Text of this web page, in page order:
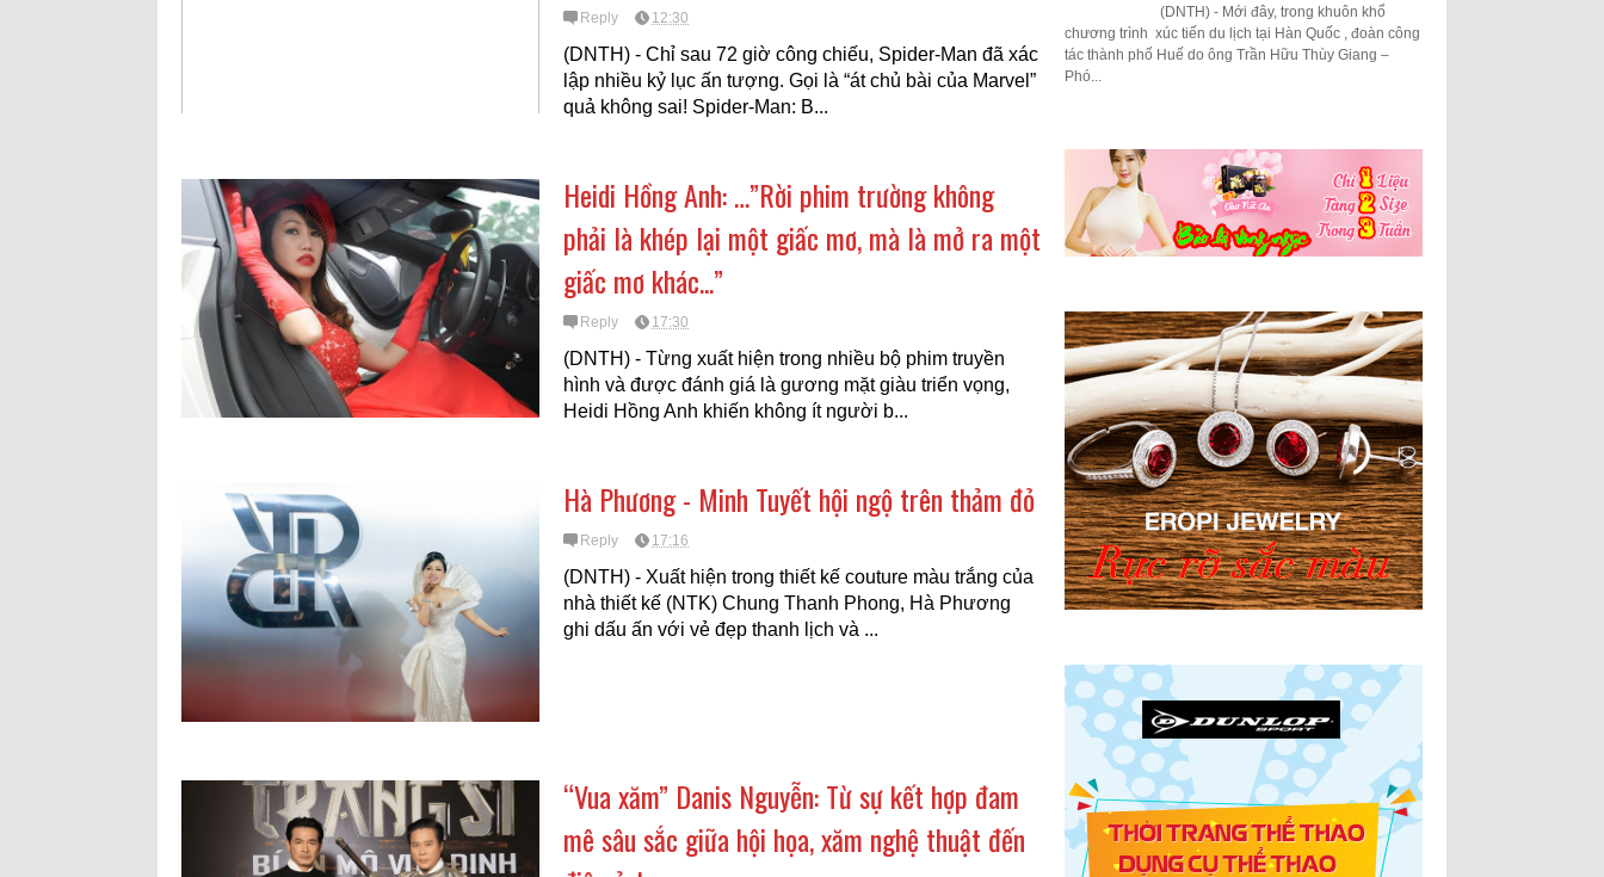
Reply 12:30
(DNTH) - Chỉ sau 72 giờ công chiếu, Spider-Man đã xác
lập nhiều kỷ lục ấn tượng. Gọi là “át chủ bài của Marvel”
quả không sai! Spider-Man: B...
Heidi Hồng Anh: …”Rời phim trường không
phải là khép lại một giấc mơ, mà là mở ra một
giấc mơ khác...”
Reply 17:30
(DNTH) - Từng xuất hiện trong nhiều bộ phim truyền
hình và được đánh giá là gương mặt giàu triển vọng,
Heidi Hồng Anh khiến không ít người b...
Hà Phương - Minh Tuyết hội ngộ trên thảm đỏ
Reply 17:16
(DNTH) - Xuất hiện trong thiết kế couture màu trắng của
nhà thiết kế (NTK) Chung Thanh Phong, Hà Phương
ghi dấu ấn với vẻ đẹp thanh lịch và ...
“Vua xăm” Danis Nguyễn: Từ sự kết hợp đam
mê sâu sắc giữa hội họa, xăm nghệ thuật đến
(DNTH) - Mới đây, trong khuôn khổ
chương trình xúc tiến du lịch tại Hàn Quốc , đoàn công
tác thành phố Huế do ông Trần Hữu Thùy Giang –
Phó...